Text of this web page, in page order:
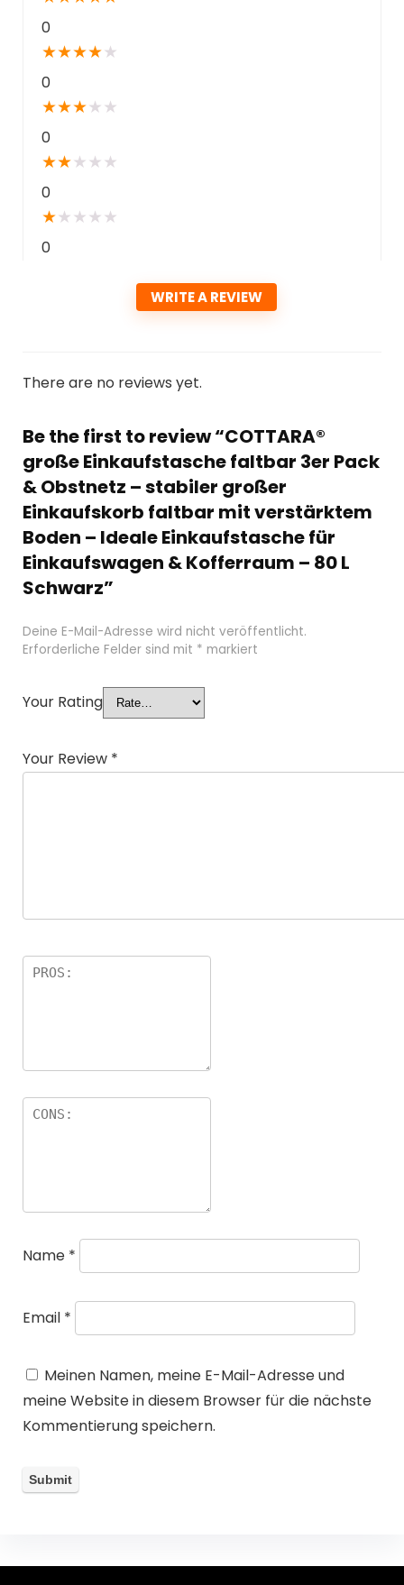
0
★★★★★
0
★★★★ ★
0
★★★ ★ ★
0
★★ ★ ★ ★
0
WRITE A REVIEW
There are no reviews yet.
Be the first to review “COTTARA®
große Einkaufstasche faltbar 3er Pack
& Obstnetz – stabiler großer
Einkaufskorb faltbar mit verstärktem
Boden – Ideale Einkaufstasche für
Einkaufswagen & Kofferraum – 80 L
Schwarz”
Deine E-Mail-Adresse wird nicht veröffentlicht.
Erforderliche Felder sind mit * markiert
Your Rating
Your Review *
Name *
Email *
Meinen Namen, meine E-Mail-Adresse und
meine Website in diesem Browser für die nächste
Kommentierung speichern.